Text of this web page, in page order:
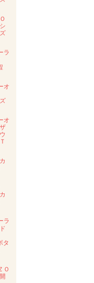
ラ
オ
オ
ラ
タ
Ｏ